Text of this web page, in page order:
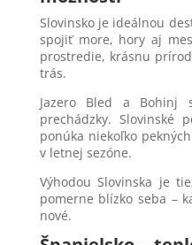
Slovinsko je ideálnou
spojiť more, hory aj
prostredie, krásnu
trás.
Jazero Bled a Bohinj
prechádzky. Slovinské
ponúka niekoľko
v letnej sezóne.
Výhodou Slovinska je
pomerne blízko seba –
nové.